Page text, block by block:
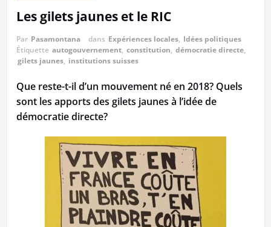
Les gilets jaunes et le RIC
Par Pasamontana dans Expériences locales, Idées politiques
Étiquette autogouvernement, constitution, démocratie directe,
gilets jaunes, institutions suisses
Que reste-t-il d’un mouvement né en 2018? Quels
sont les apports des gilets jaunes à l’idée de
démocratie directe?